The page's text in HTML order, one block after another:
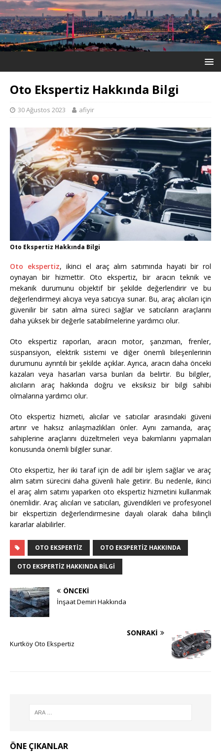
Oto Ekspertiz Hakkında Bilgi
30 Ağustos 2023 afiyir
Oto Ekspertiz Hakkında Bilgi
Oto ekspertiz, ikinci el araç alım satımında hayati bir rol
oynayan bir hizmettir. Oto ekspertiz, bir aracın teknik ve
mekanik durumunu objektif bir şekilde değerlendirir ve bu
değerlendirmeyi alıcıya veya satıcıya sunar. Bu, araç alıcıları için
güvenilir bir satın alma süreci sağlar ve satıcıların araçlarını
daha yüksek bir değerle satabilmelerine yardımcı olur.
Oto ekspertiz raporları, aracın motor, şanzıman, frenler,
süspansiyon, elektrik sistemi ve diğer önemli bileşenlerinin
durumunu ayrıntılı bir şekilde açıklar. Ayrıca, aracın daha önceki
kazaları veya hasarları varsa bunları da belirtir. Bu bilgiler,
alıcıların araç hakkında doğru ve eksiksiz bir bilgi sahibi
olmalarına yardımcı olur.
Oto ekspertiz hizmeti, alıcılar ve satıcılar arasındaki güveni
artırır ve haksız anlaşmazlıkları önler. Aynı zamanda, araç
sahiplerine araçlarını düzeltmeleri veya bakımlarını yapmaları
konusunda önemli bilgiler sunar.
Oto ekspertiz, her iki taraf için de adil bir işlem sağlar ve araç
alım satım sürecini daha güvenli hale getirir. Bu nedenle, ikinci
el araç alım satımı yaparken oto ekspertiz hizmetini kullanmak
önemlidir. Araç alıcıları ve satıcıları, güvendikleri ve profesyonel
bir ekspertizin değerlendirmesine dayalı olarak daha bilinçli
kararlar alabilirler.
OTO EKSPERTIZ OTO EKSPERTIZ HAKKINDA
OTO EKSPERTIZ HAKKINDA BILGI
ÖNCEKI
İnşaat Demiri Hakkında
SONRAKI
Kurtköy Oto Ekspertiz
ÖNE ÇIKANLAR